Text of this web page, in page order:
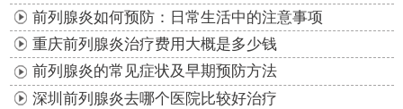
前列腺炎如何预防：日常生活中的注意事项
重庆前列腺炎治疗费用大概是多少钱
前列腺炎的常见症状及早期预防方法
深圳前列腺炎去哪个医院比较好治疗